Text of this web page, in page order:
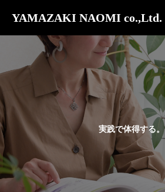
YAMAZAKI NAOMI co.,Ltd.
実践で体得する。